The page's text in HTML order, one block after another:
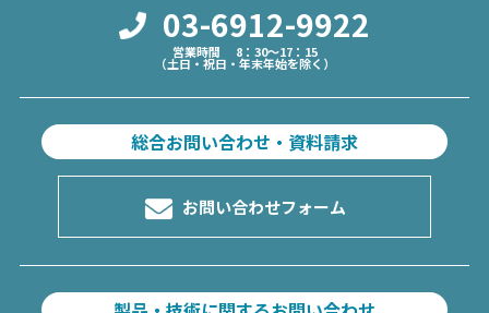
03-6912-9922
営業時間 8：30～17：15
（土日・祝日・年末年始を除く）
総合お問い合わせ・資料請求
お問い合わせフォーム